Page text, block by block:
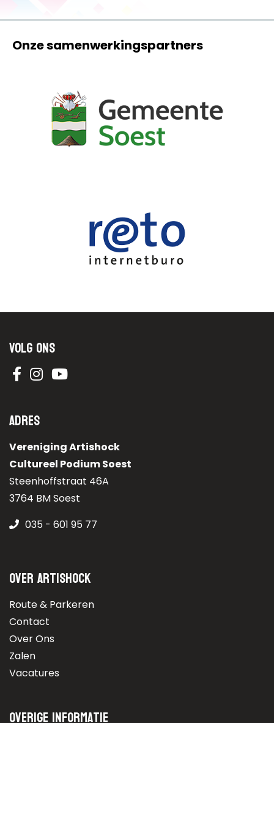
Onze samenwerkingspartners
Volg ons
Adres
Vereniging Artishock
Cultureel Podium Soest
Steenhoffstraat 46A
3764 BM Soest
035 - 601 95 77
Over Artishock
Route & Parkeren
Contact
Over Ons
Zalen
Vacatures
Overige informatie